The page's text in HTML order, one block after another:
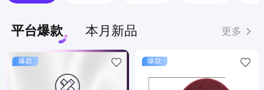
平台爆款 本月新品 更多
爆款 爆款